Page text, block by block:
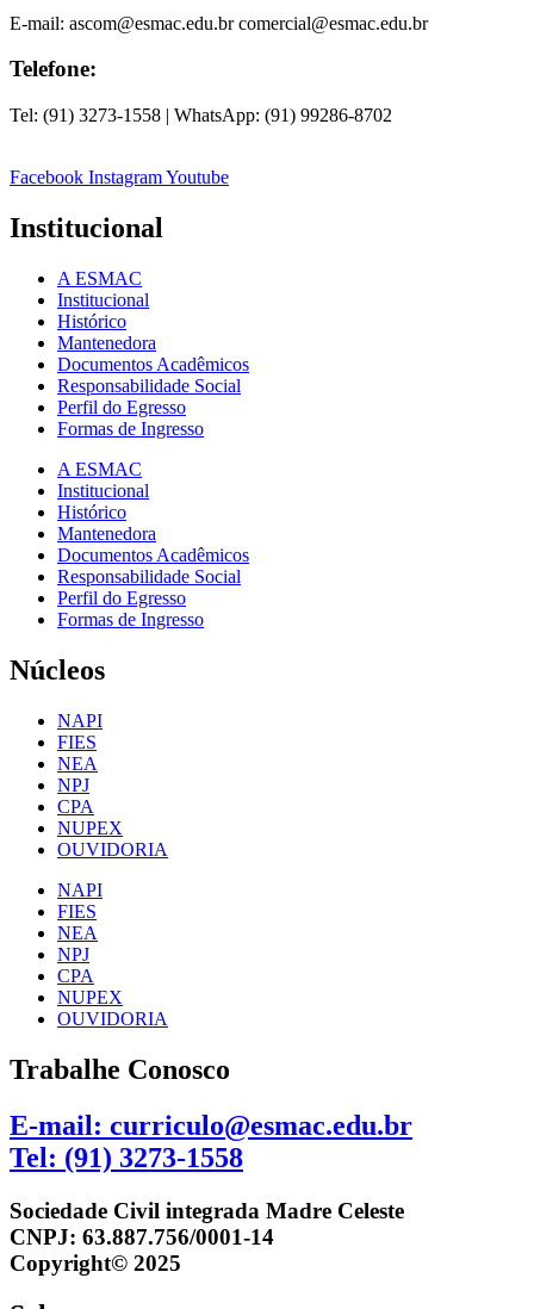
E-mail: ascom@esmac.edu.br comercial@esmac.edu.br
Telefone:
Tel: (91) 3273-1558 | WhatsApp: (91) 99286-8702
Facebook InstagramYoutube
Institucional
A ESMAC
Institucional
Histórico
Mantenedora
Documentos Acadêmicos
Responsabilidade Social
Perfil do Egresso
Formas de Ingresso
A ESMAC
Institucional
Histórico
Mantenedora
Documentos Acadêmicos
Responsabilidade Social
Perfil do Egresso
Formas de Ingresso
Núcleos
NAPI
FIES
NEA
NPJ
CPA
NUPEX
OUVIDORIA
NAPI
FIES
NEA
NPJ
CPA
NUPEX
OUVIDORIA
Trabalhe Conosco
E-mail: curriculo@esmac.edu.br
Tel: (91) 3273-1558​
Sociedade Civil integrada Madre Celeste
CNPJ: 63.887.756/0001-14
Copyright© 2025